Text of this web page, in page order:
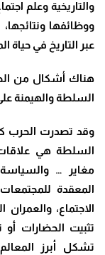
والتاريخية وعلم
ووظائفها ونتائجها،
عبر التاريخ في حياة
هناك أشكال من
السلطة والهيمنة
وقد تصدرت الحرب
السلطة هي
مغاير …
المعقدة
الاجتماع، والعمران
تثبيت الحضارات
تشكل أبرز